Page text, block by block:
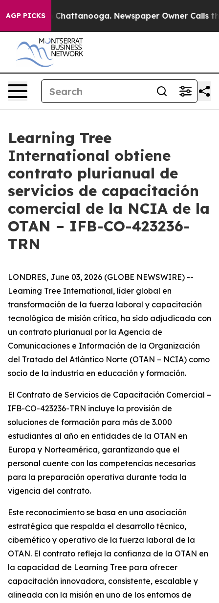
AGP PICKS
Chaos in Chattanooga. Newspaper Owner Calls the
Learning Tree
International obtiene
contrato plurianual de
servicios de capacitación
comercial de la NCIA de la
OTAN – IFB-CO-423236-
TRN
LONDRES, June 03, 2026 (GLOBE NEWSWIRE) --
Learning Tree International, líder global en
transformación de la fuerza laboral y capacitación
tecnológica de misión crítica, ha sido adjudicada con
un contrato plurianual por la Agencia de
Comunicaciones e Información de la Organización
del Tratado del Atlántico Norte (OTAN – NCIA) como
socio de la industria en educación y formación.
El Contrato de Servicios de Capacitación Comercial –
IFB-CO-423236-TRN incluye la provisión de
soluciones de formación para más de 3.000
estudiantes al año en entidades de la OTAN en
Europa y Norteamérica, garantizando que el
personal cuente con las competencias necesarias
para la preparación operativa durante toda la
vigencia del contrato.
Este reconocimiento se basa en una asociación
estratégica que respalda el desarrollo técnico,
cibernético y operativo de la fuerza laboral de la
OTAN. El contrato refleja la confianza de la OTAN en
la capacidad de Learning Tree para ofrecer
capacitación innovadora, consistente, escalable y
alineada con la misión en uno de los entornos de